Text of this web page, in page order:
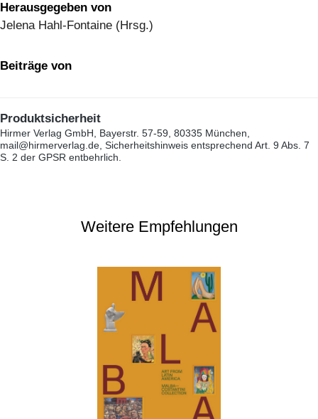
Herausgegeben von
Jelena Hahl-Fontaine (Hrsg.)
Beiträge von
Produktsicherheit
Hirmer Verlag GmbH, Bayerstr. 57-59, 80335 München,
mail@hirmerverlag.de, Sicherheitshinweis entsprechend Art. 9 Abs. 7
S. 2 der GPSR entbehrlich.
Weitere Empfehlungen